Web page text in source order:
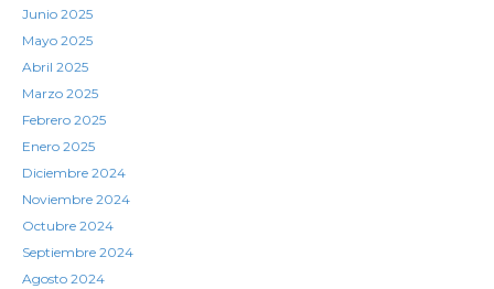
Junio 2025
Mayo 2025
Abril 2025
Marzo 2025
Febrero 2025
Enero 2025
Diciembre 2024
Noviembre 2024
Octubre 2024
Septiembre 2024
Agosto 2024